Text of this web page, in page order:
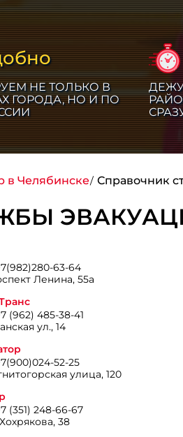
НЕ ТОЛЬКО В
ГОРОДА, НО И ПО
в Челябинске Справочник
63-64
Ленина, 55а
(962) 485-38-41
ул., 14
52-25
улица, 120
(351) 248-66-67
38